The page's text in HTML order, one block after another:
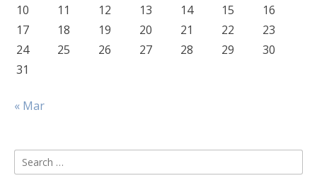
10
11 12 13 14 15
16
17
18 19 20 21 22
23
24
25 26 27 28 29
30
31
« Mar
Search
for: